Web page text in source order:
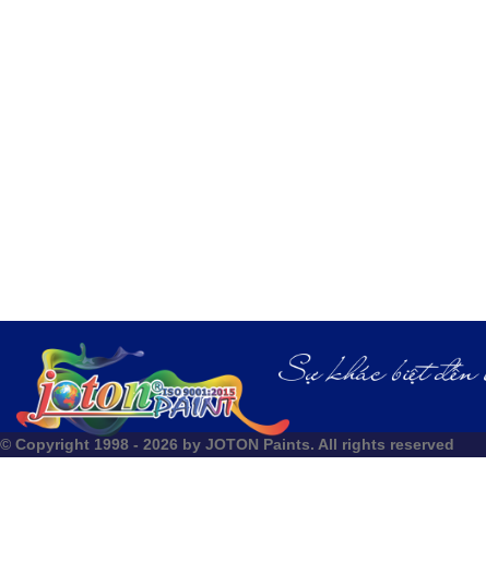
© Copyright 1998 - 2026 by JOTON Paints. All rights reserved